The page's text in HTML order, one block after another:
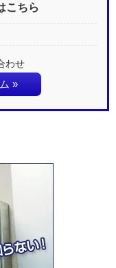
こちら
わせ
»